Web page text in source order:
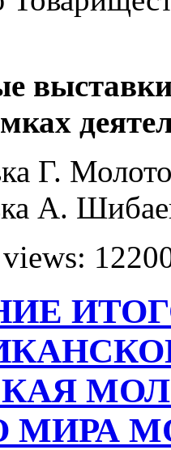
Г.
А.
views:
МИРА